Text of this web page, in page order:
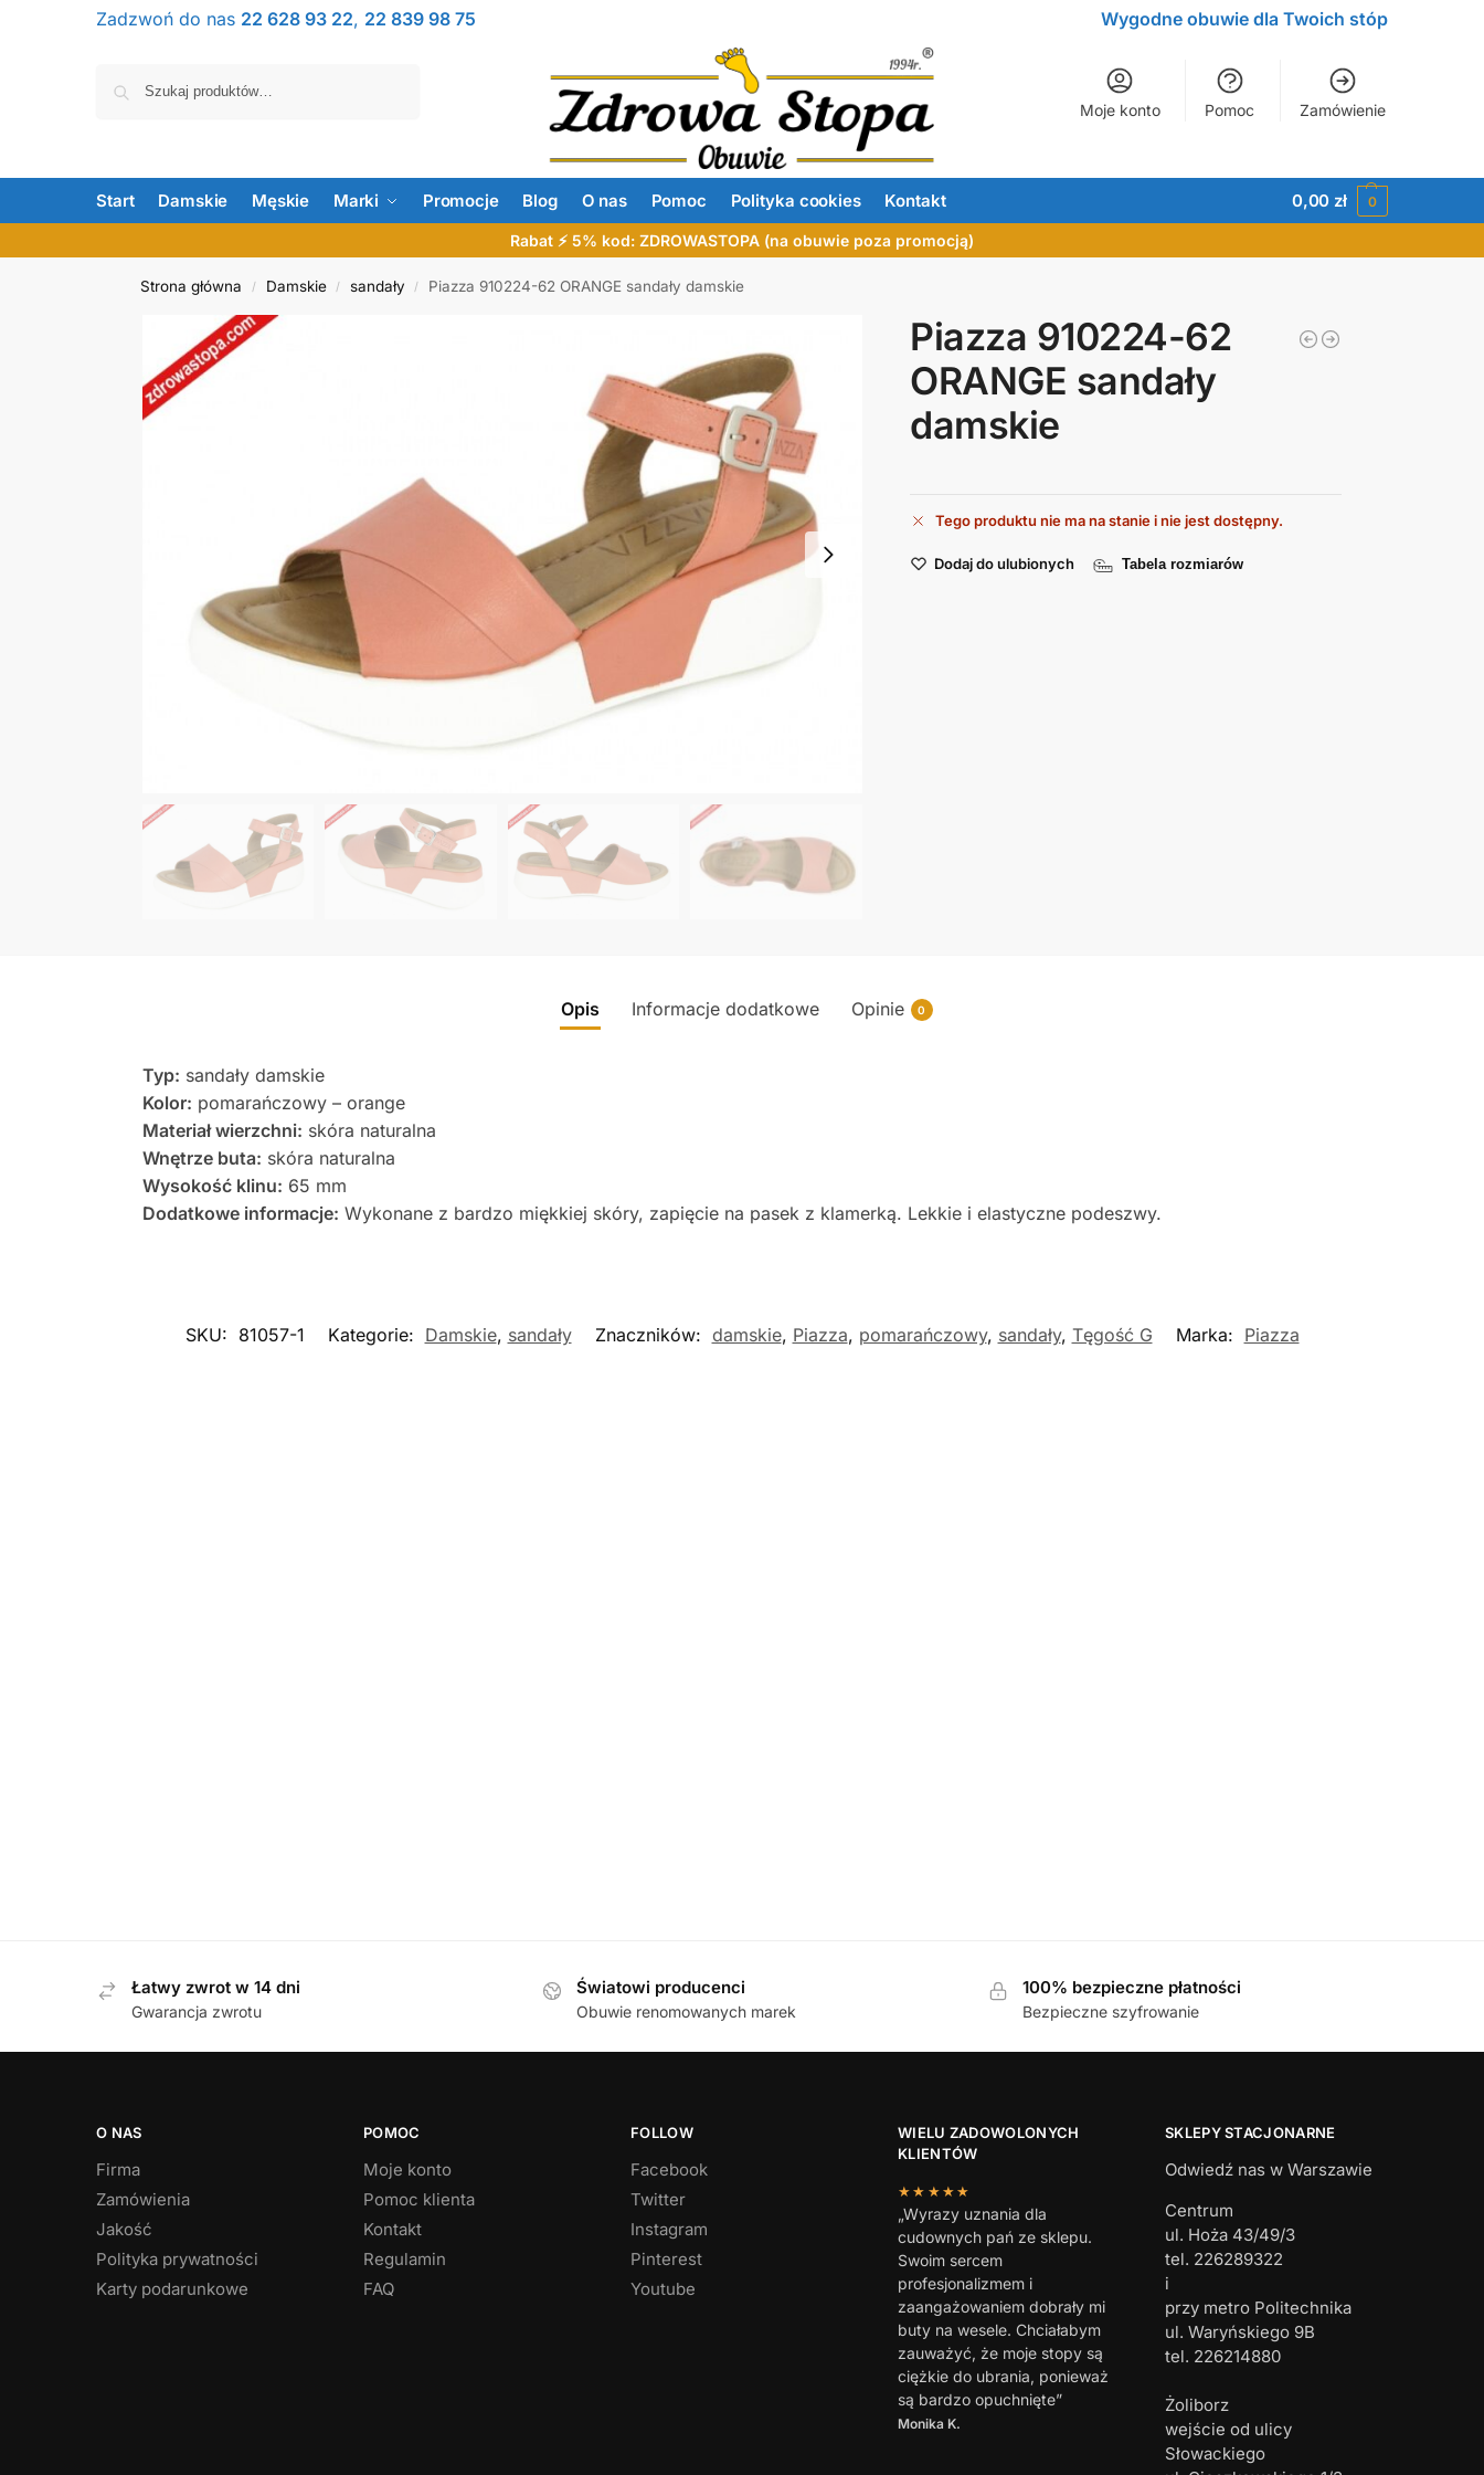
Zadzwoń do nas 22 628 93 22, 22 839 98 75 Wygodne obuwie dla Twoich stóp
Moje konto Pomoc Zamówienie
Start Damskie Męskie Marki Promocje Blog O nas Pomoc Polityka cookies Kontakt 0,00zł 0
Rabat ⚡ 5% kod: ZDROWASTOPA (na obuwie poza promocją)
Strona główna / Damskie / sandały / Piazza 910224-62 ORANGE sandały damskie
Piazza 910224-62
ORANGE sandały
damskie
Tego produktu nie ma na stanie i nie jest dostępny.
Dodaj do ulubionych Tabela rozmiarów
Opis Informacje dodatkowe Opinie 0
Typ: sandały damskie
Kolor: pomarańczowy – orange
Materiał wierzchni: skóra naturalna
Wnętrze buta: skóra naturalna
Wysokość klinu: 65 mm
Dodatkowe informacje: Wykonane z bardzo miękkiej skóry, zapięcie na pasek z klamerką. Lekkie i elastyczne podeszwy.
SKU: 81057-1 Kategorie: Damskie, sandały Znaczników: damskie, Piazza, pomarańczowy, sandały, Tęgość G Marka: Piazza
Łatwy zwrot w 14 dni
Gwarancja zwrotu
Światowi producenci
Obuwie renomowanych marek
100% bezpieczne płatności
Bezpieczne szyfrowanie
O NAS
Firma
Zamówienia
Jakość
Polityka prywatności
Karty podarunkowe
POMOC
Moje konto
Pomoc klienta
Kontakt
Regulamin
FAQ
FOLLOW
Facebook
Twitter
Instagram
Pinterest
Youtube
WIELU ZADOWOLONYCH
KLIENTÓW
★★★★★
„Wyrazy uznania dla
cudownych pań ze sklepu.
Swoim sercem
profesjonalizmem i
zaangażowaniem dobrały mi
buty na wesele. Chciałabym
zauważyć, że moje stopy są
ciężkie do ubrania, ponieważ
są bardzo opuchnięte”
Monika K.
SKLEPY STACJONARNE
Odwiedź nas w Warszawie
Centrum
ul. Hoża 43/49/3
tel. 226289322
i
przy metro Politechnika
ul. Waryńskiego 9B
tel. 226214880
Żoliborz
wejście od ulicy
Słowackiego